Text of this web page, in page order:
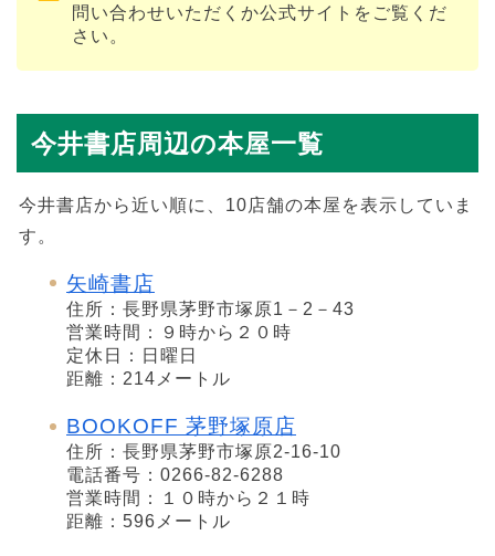
問い合わせいただくか公式サイトをご覧くだ
さい。
今井書店周辺の本屋一覧
今井書店から近い順に、10店舗の本屋を表示していま
す。
矢崎書店
住所：長野県茅野市塚原1－2－43
営業時間：９時から２０時
定休日：日曜日
距離：214メートル
BOOKOFF 茅野塚原店
住所：長野県茅野市塚原2-16-10
電話番号：0266-82-6288
営業時間：１０時から２１時
距離：596メートル